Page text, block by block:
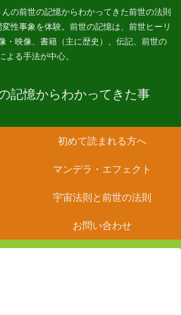
の前世の記憶からわかってきた前世の法則
性事象を体験。前世の記憶は、前世ヒーリ
・映像、書籍（主に歴史）、伝記、前世の
よる手法が中心。
記憶からわかってきた事
初めて読まれる方へ
マンデラ・エフェクト
宇宙法則と前世の法則
お問い合わせ